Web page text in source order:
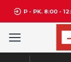
P - PK. 8:00 -